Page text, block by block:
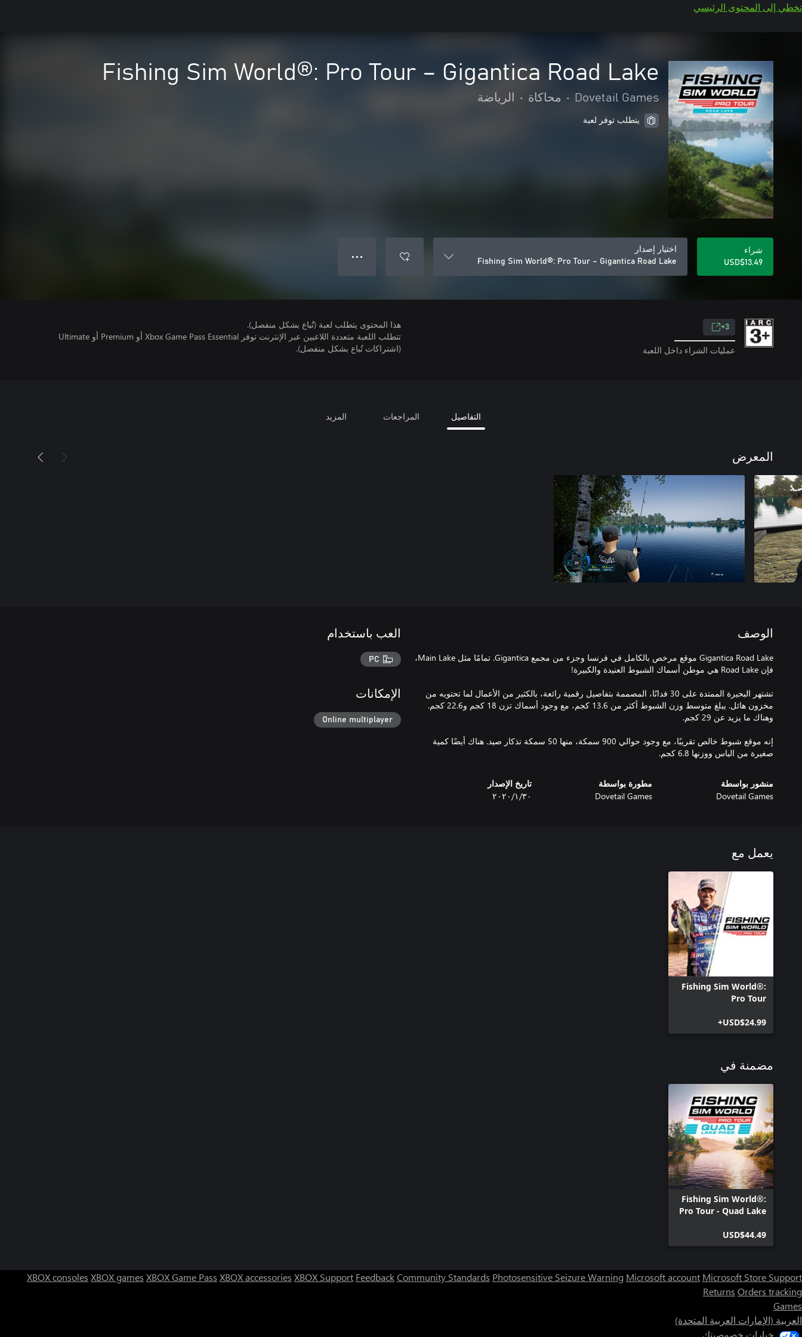
تخطي إلى المحتوى الرئيسي
Fishing Sim World®: Pro Tour – Gigantica Road Lake
Dovetail Games
• محاكاة • الرياضة
يتطلب توفر لعبة
شراء
USD$13.49
اختيار إصدار
Fishing Sim World®: Pro Tour – Gigantica Road Lake
● ● ●
3+
عمليات الشراء داخل اللعبة
هذا المحتوى يتطلب لعبة (تُباع بشكل منفصل).
تتطلب اللعبة متعددة اللاعبين عبر الإنترنت توفر Xbox Game Pass Essential أو Premium أو Ultimate
(اشتراكات تُباع بشكل منفصل).
التفاصيل المراجعات المزيد
المعرض
الوصف
Gigantica Road Lake موقع مرخص بالكامل في فرنسا وجزء من مجمع Gigantica. تمامًا مثل Main Lake،
تشتهر البحيرة الممتدة على 30 فدانًا، المصممة بتفاصيل رقمية رائعة، بالكثير من الأعمال لما تحتويه من
مخزون هائل. يبلغ متوسط وزن الشبوط أكثر من 13.6 كجم، مع وجود أسماك تزن 18 كجم و22.6 كجم.
إنه موقع شبوط خالص تقريبًا، مع وجود حوالي 900 سمكة، منها 50 سمكة تذكار صيد. هناك أيضًا كمية
صغيرة من الباس ووزنها 6.8 كجم.
منشور بواسطة
Dovetail Games
مطورة بواسطة
Dovetail Games
تاريخ الإصدار
٣٠‏/١‏/٢٠٢٠
العب باستخدام
PC
الإمكانات
Online multiplayer
يعمل مع
Fishing Sim World®:
Pro Tour
USD$24.99+
مضمنة في
Fishing Sim World®:
Pro Tour - Quad Lake
USD$44.49
XBOX consoles XBOX games XBOX Game Pass XBOX accessories XBOX Support FeedbackCommunity Standards Photosensitive Seizure Warning Microsoft account Microsoft Store Support
Returns Orders tracking
Games
العربية (الإمارات العربية المتحدة)
خيارات خصوصيتك